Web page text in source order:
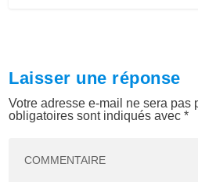
Laisser une réponse
Votre adresse e-mail ne sera pas
obligatoires sont indiqués avec*